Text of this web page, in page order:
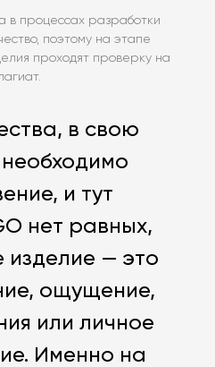
в процессах разработки
поэтому на этапе
проходят проверку на
в свою
и тут
нет равных,
изделие — это
ощущение,
или личное
Именно на